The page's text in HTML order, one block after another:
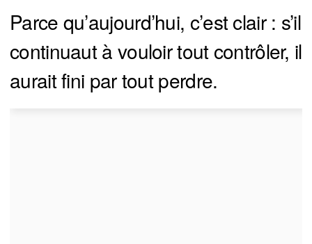
Parce qu’aujourd’hui, c’est clair : s’il
continuaut à vouloir tout contrôler, il
aurait fini par tout perdre.